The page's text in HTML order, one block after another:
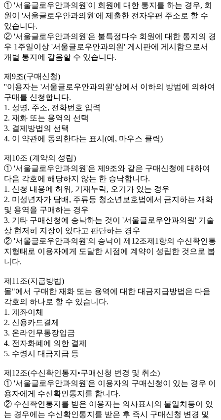
① '서울글로우안과의원'이 회원에 대한 통지를 하는 경우, 회
원이 '서울글로우안과의원'에 제출한 전자우편 주소로 할 수
있습니다.
② '서울글로우안과의원'은 불특정다수 회원에 대한 통지의 경
우 1주일이상 '서울글로우안과의원' 게시판에 게시함으로서
개별 통지에 갈음할 수 있습니다.
제9조(구매신청)
''이용자는 '서울글로우안과의원'상에서 이하의 방법에 의하여
구매를 신청합니다.
1. 성명, 주소, 전화번호 입력
2. 재화 또는 용역의 선택
3. 결제방법의 선택
4. 이 약관에 동의한다는 표시(예, 마우스 클릭)
제10조 (계약의 성립)
① '서울글로우안과의원'은 제9조와 같은 구매신청에 대하여
다음 각호에 해당하지 않는 한 승낙합니다.
1. 신청 내용에 허위, 기재누락, 오기가 있는 경우
2. 미성년자가 담배, 주류등 청소년보호법에서 금지하는 재화
및 용역을 구매하는 경우
3. 기타 구매신청에 승낙하는 것이 '서울글로우안과의원' 기술
상 현저히 지장이 있다고 판단하는 경우
② '서울글로우안과의원'의 승낙이 제12조제1항의 수신확인통
지형태로 이용자에게 도달한 시점에 계약이 성립한 것으로 봅
니다.
제11조(지급방법)
몰"에서 구매한 재화 또는 용역에 대한 대금지급방법은 다음
각호의 하나로 할 수 있습니다.
1. 계좌이체
2. 신용카드결제
3. 온라인무통장입금
4. 전자화폐에 의한 결제
5. 수령시 대금지급 등
제12조(수신확인통지•구매신청 변경 및 취소)
① '서울글로우안과의원'은 이용자의 구매신청이 있는 경우 이
용자에게 수신확인통지를 합니다.
② 수신확인통지를 받은 이용자는 의사표시의 불일치등이 있
는 경우에는 수신확인통지를 받은 후 즉시 구매신청 변경 및